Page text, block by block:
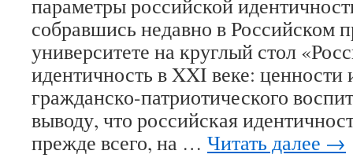
параметры российской
собравшись недавно в Российском
университете на круглый стол
идентичность в XXI веке:
гражданско-патриотического
выводу, что российская
прежде всего, на … Читать далее →